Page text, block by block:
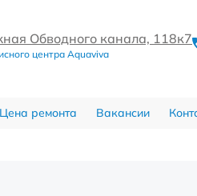
Обводного канала, 118к7
центра Aquaviva
Цена ремонта Вакансии